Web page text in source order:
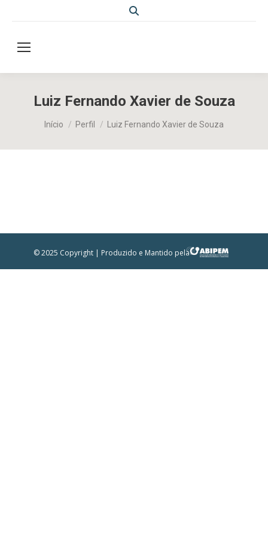
Search:
Luiz Fernando Xavier de Souza
Início Perfil Luiz Fernando Xavier de Souza
© 2025 Copyright | Produzido e Mantido pela